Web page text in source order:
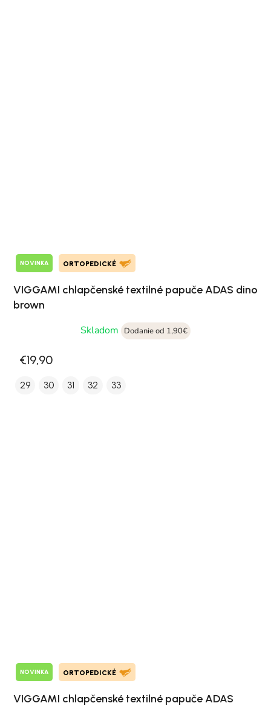
NOVINKA ORTOPEDICKÉ
VIGGAMI chlapčenské textilné papuče ADAS dino
brown
Skladom
Dodanie od 1,90€
€19,90
29 30 31 32 33
NOVINKA ORTOPEDICKÉ
VIGGAMI chlapčenské textilné papuče ADAS